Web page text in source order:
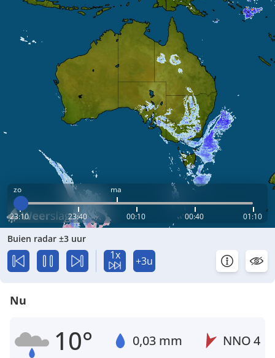
zo ma
23:10 23:40 00:10 00:40 01:10
Buien radar ±3 uur
1x +3u
Nu
10° 0,03 mm NNO4